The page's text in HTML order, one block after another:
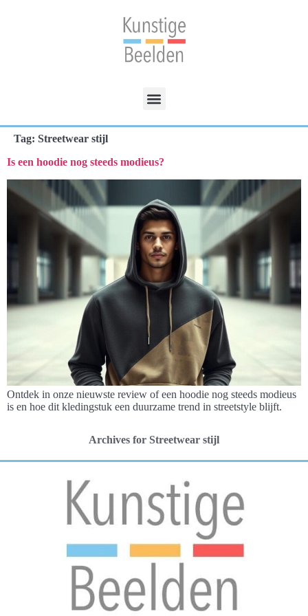
Tag: Streetwear stijl
Is een hoodie nog steeds modieus?
Ontdek in onze nieuwste review of een hoodie nog steeds modieus
is en hoe dit kledingstuk een duurzame trend in streetstyle blijft.
Archives for Streetwear stijl